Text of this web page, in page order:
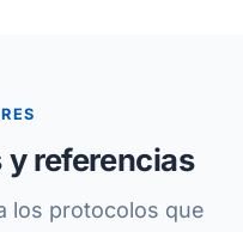
referencias
los protocolos que